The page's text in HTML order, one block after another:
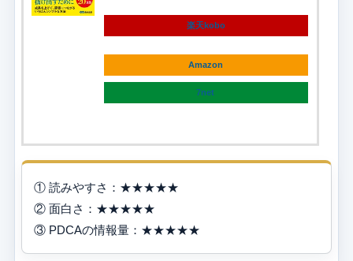
楽天kobo
Amazon
7net
① 読みやすさ：★★★★★
② 面白さ：★★★★★
③ PDCAの情報量：★★★★★